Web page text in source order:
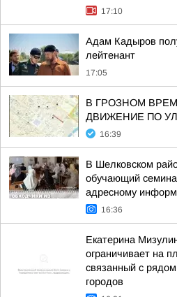
17:10
Адам Кадыров
лейтенант
17:05
В ГРОЗНОМ
ДВИЖЕНИЕ ПО
16:39
В Шелковском
обучающий
адресному
16:36
Екатерина
ограничивает на
связанный с рядом
городов